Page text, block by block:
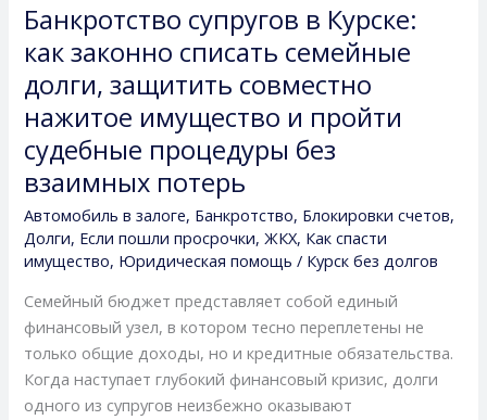
Банкротство супругов в Курске:
как законно списать семейные
долги, защитить совместно
нажитое имущество и пройти
судебные процедуры без
взаимных потерь
Автомобиль в залоге, Банкротство, Блокировки счетов,
Долги, Если пошли просрочки,ЖКХ, Как спасти
имущество, Юридическая помощь / Курск без долгов
Семейный бюджет представляет собой единый
финансовый узел, в котором тесно переплетены не
только общие доходы, но и кредитные обязательства.
Когда наступает глубокий финансовый кризис, долги
одного из супругов неизбежно оказывают
Банкротство
супругов
в
Курске:
как
законно
списать
семейные
долги,
защитить
совместно
нажитое
имущество
и
пройти
судебные